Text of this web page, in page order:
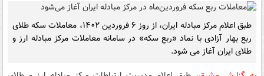
طبق اعلام مرکز مبادله ایران، از روز ۶ فروردین ۱۴۰۲، معاملات سکه طلای
ربع بهار آزادی با نماد «ربع سکه» در سامانه معاملات مرکز مبادله ارز و
طلای ایران آغاز می شود.